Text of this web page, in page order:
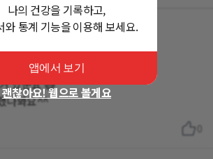
였군요 😅
나봐요^^
나의 건강을 기록하고,
와 통계 기능을 이용해 보세요.
앱에서 보기
괜찮아요! 웹으로 볼게요